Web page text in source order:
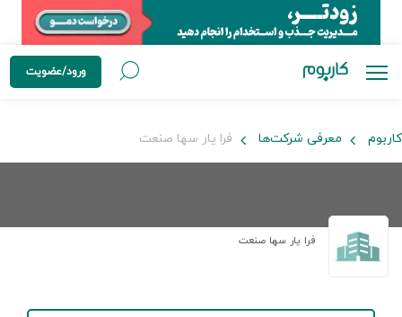
ورود/عضویت
کاربوم معرفی شرکت‌ها فرا یار سها صنعت
فرا یار سها صنعت